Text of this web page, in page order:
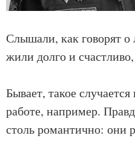
Слышали, как говорят
жили долго и
Бывает, такое
работе, например.
столь романтично: они